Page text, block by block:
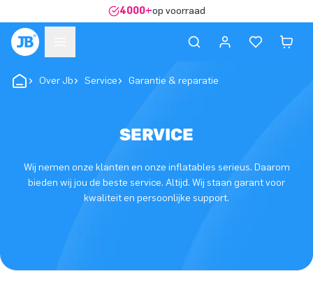
4000+op voorraad
Over Jb Service Garantie & reparatie
SERVICE
Wij nemen onze klanten en onze inflatables serieus. Daarom
bieden wij jou de beste service. Altijd. Wij staan garant voor
kwaliteit en persoonlijke support.